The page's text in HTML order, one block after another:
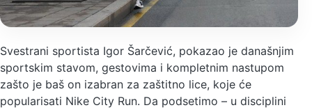
Svestrani sportista Igor Šarčević, pokazao je današnjim
sportskim stavom, gestovima i kompletnim nastupom
zašto je baš on izabran za zaštitno lice, koje će
popularisati Nike City Run. Da podsetimo – u disciplini